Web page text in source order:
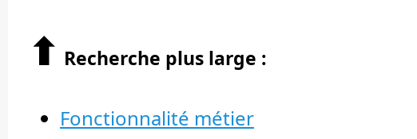
⬆︎ Recherche plus large :
Fonctionnalité métier